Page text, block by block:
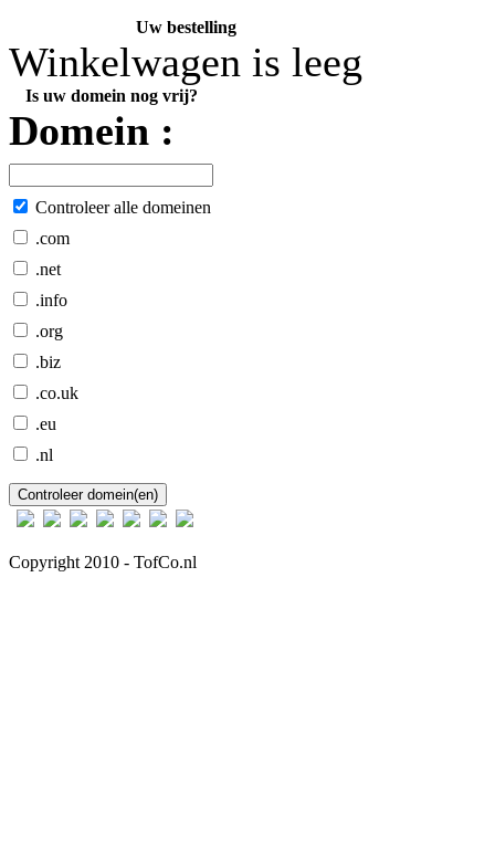
Uw bestelling
Winkelwagen is leeg
Is uw domein nog vrij?
Domein :
Controleer alle domeinen
.com
.net
.info
.org
.biz
.co.uk
.eu
.nl
Copyright 2010 - TofCo.nl